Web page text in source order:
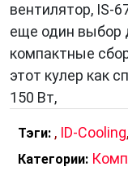
вентилятор, IS-
еще один выбор
компактные
этот кулер как
150 Вт,
Тэги: , ID-Cooling,
Категории: